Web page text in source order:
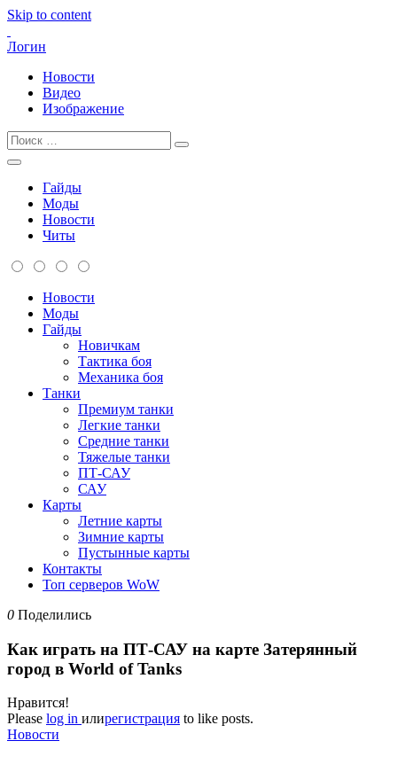
Skip to content
Логин
Новости
Видео
Изображение
Гайды
Моды
Новости
Читы
Новости
Моды
Гайды
Новичкам
Тактика боя
Механика боя
Танки
Премиум танки
Легкие танки
Средние танки
Тяжелые танки
ПТ-САУ
САУ
Карты
Летние карты
Зимние карты
Пустынные карты
Контакты
Топ серверов WoW
0 Поделились
Как играть на ПТ-САУ на карте Затерянный
город в World of Tanks
Нравится!
Please log in илирегистрация to like posts.
Новости